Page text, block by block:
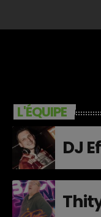
L'ÉQUIPE
DJ